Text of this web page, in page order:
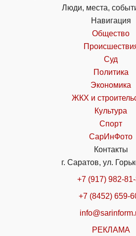
Люди, места,
Навигация
Общество
Суд
Политика
Экономика
ЖКХ и
Культура
Спорт
СарИнФото
Контакты
г. Саратов, ул.
+7 (917) 982-
+7 (8452) 659-
РЕКЛАМА